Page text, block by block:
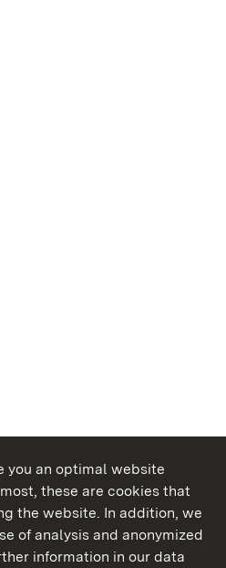
you an optimal website
these are cookies that
the website. In addition, we
of analysis and anonymized
information in our data
of Baden-Wuerttemberg